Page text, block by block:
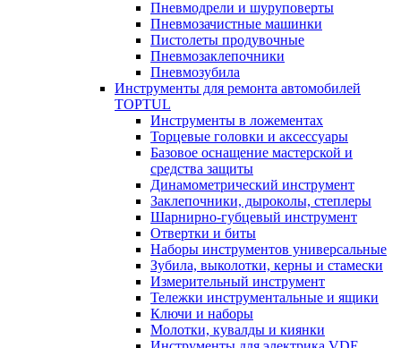
Пневмодрели и шуруповерты
Пневмозачистные машинки
Пистолеты продувочные
Пневмозаклепочники
Пневмозубила
Инструменты для ремонта автомобилей
TOPTUL
Инструменты в ложементах
Торцевые головки и аксессуары
Базовое оснащение мастерской и
средства защиты
Динамометрический инструмент
Заклепочники, дыроколы, степлеры
Шарнирно-губцевый инструмент
Отвертки и биты
Наборы инструментов универсальные
Зубила, выколотки, керны и стамески
Измерительный инструмент
Тележки инструментальные и ящики
Ключи и наборы
Молотки, кувалды и киянки